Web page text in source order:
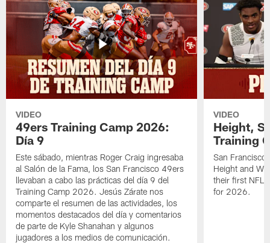
VIDEO
49ers Training Camp 2026:
Día 9
Este sábado, mientras Roger Craig ingresaba
al Salón de la Fama, los San Francisco 49ers
llevaban a cabo las prácticas del día 9 del
Training Camp 2026. Jesús Zárate nos
comparte el resumen de las actividades, los
momentos destacados del día y comentarios
de parte de Kyle Shanahan y algunos
jugadores a los medios de comunicación.
VIDEO
Height,
Training
San Francisco
Height and
their first NFL
for 2026.